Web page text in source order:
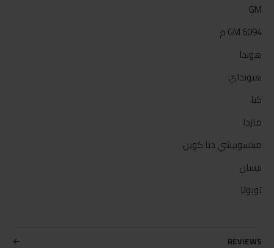
GM
GM 6094 م
هوندا
هيونداي
كيا
مازدا
ميتسوبيشي ديا كوين
نيسان
تويوتا
REVIEWS